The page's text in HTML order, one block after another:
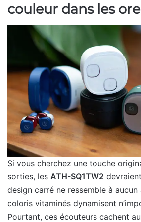
couleur dans les
Si vous cherchez une touche
sorties, les ATH-SQ1TW2
design carré ne ressemble à aucun
coloris vitaminés dynamisent
Pourtant, ces écouteurs cachent